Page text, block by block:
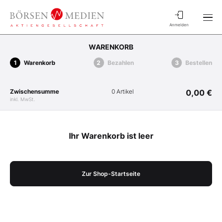
Anmelden
WARENKORB
Warenkorb Bezahlen Bestellen
Zwischensumme
inkl. MwSt.
0 Artikel 0,00 €
Ihr Warenkorb ist leer
Zur Shop-Startseite